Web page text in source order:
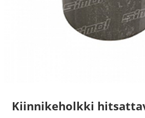
Kiinnikeholkki